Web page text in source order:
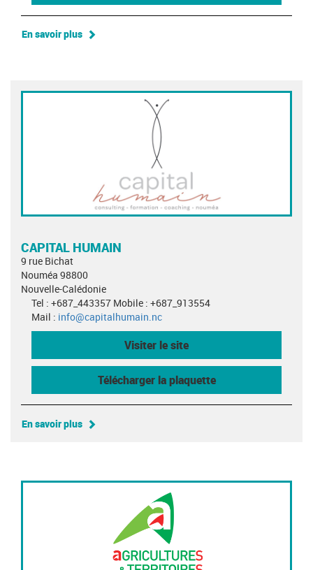
En savoir plus
CAPITAL HUMAIN
9 rue Bichat
Nouméa 98800
Nouvelle-Calédonie
Tel : +687_443357 Mobile : +687_913554
Mail : info@capitalhumain.nc
Visiter le site
Télécharger la plaquette
En savoir plus